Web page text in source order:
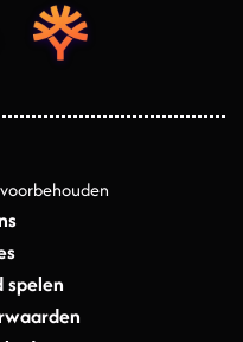
spelen